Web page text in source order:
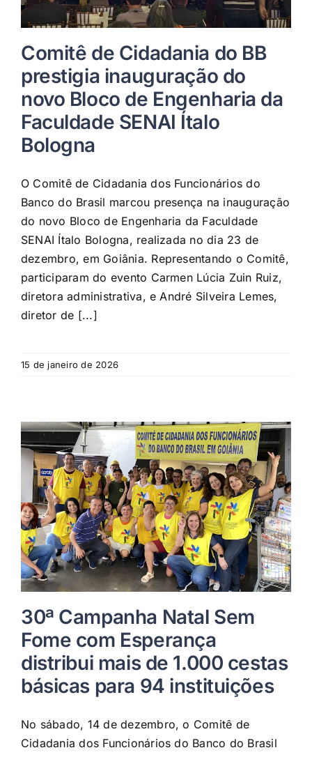
Comitê de Cidadania do BB
prestigia inauguração do
novo Bloco de Engenharia da
Faculdade SENAI Ítalo
Bologna
O Comitê de Cidadania dos Funcionários do
Banco do Brasil marcou presença na inauguração
do novo Bloco de Engenharia da Faculdade
SENAI Ítalo Bologna, realizada no dia 23 de
dezembro, em Goiânia. Representando o Comitê,
participaram do evento Carmen Lúcia Zuin Ruiz,
diretora administrativa, e André Silveira Lemes,
diretor de [...]
15 de janeiro de 2026
30ª Campanha Natal Sem
Fome com Esperança
distribui mais de 1.000 cestas
básicas para 94 instituições
No sábado, 14 de dezembro, o Comitê de
Cidadania dos Funcionários do Banco do Brasil